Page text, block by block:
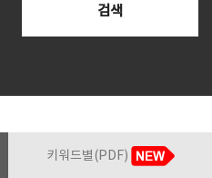
검색
키워드별(PDF)